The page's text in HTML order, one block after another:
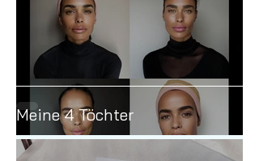
Meine 4 Töchter